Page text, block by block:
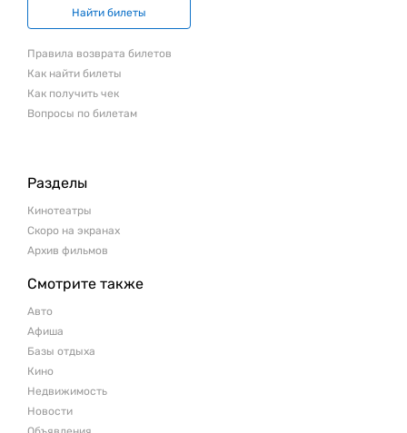
Найти билеты
Правила возврата билетов
Как найти билеты
Как получить чек
Вопросы по билетам
Разделы
Кинотеатры
Скоро на экранах
Архив фильмов
Смотрите также
Авто
Афиша
Базы отдыха
Кино
Недвижимость
Новости